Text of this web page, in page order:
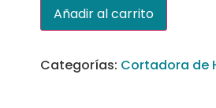
Añadir al carrito
Categorías: Cortadora de